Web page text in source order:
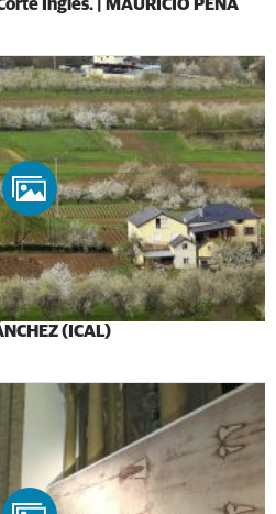
Inglés. | MAURICIO PEÑA
(ICAL)